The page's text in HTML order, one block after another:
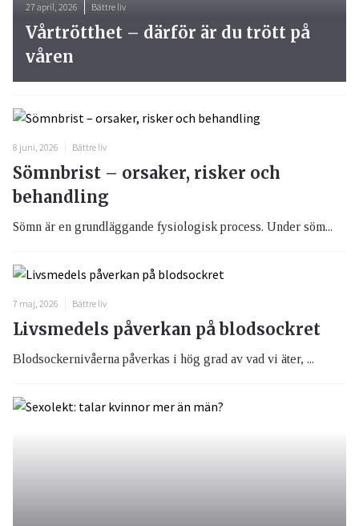
8 juni, 2026 Bättre liv
Sömnbrist – orsaker, risker och
behandling
Sömn är en grundläggande fysiologisk process. Under söm...
7 maj, 2026 Bättre liv
Livsmedels påverkan på blodsockret
Blodsockernivåerna påverkas i hög grad av vad vi äter, ...
27 april, 2026 Bättre liv
Vårtrötthet – därför är du trött på
våren